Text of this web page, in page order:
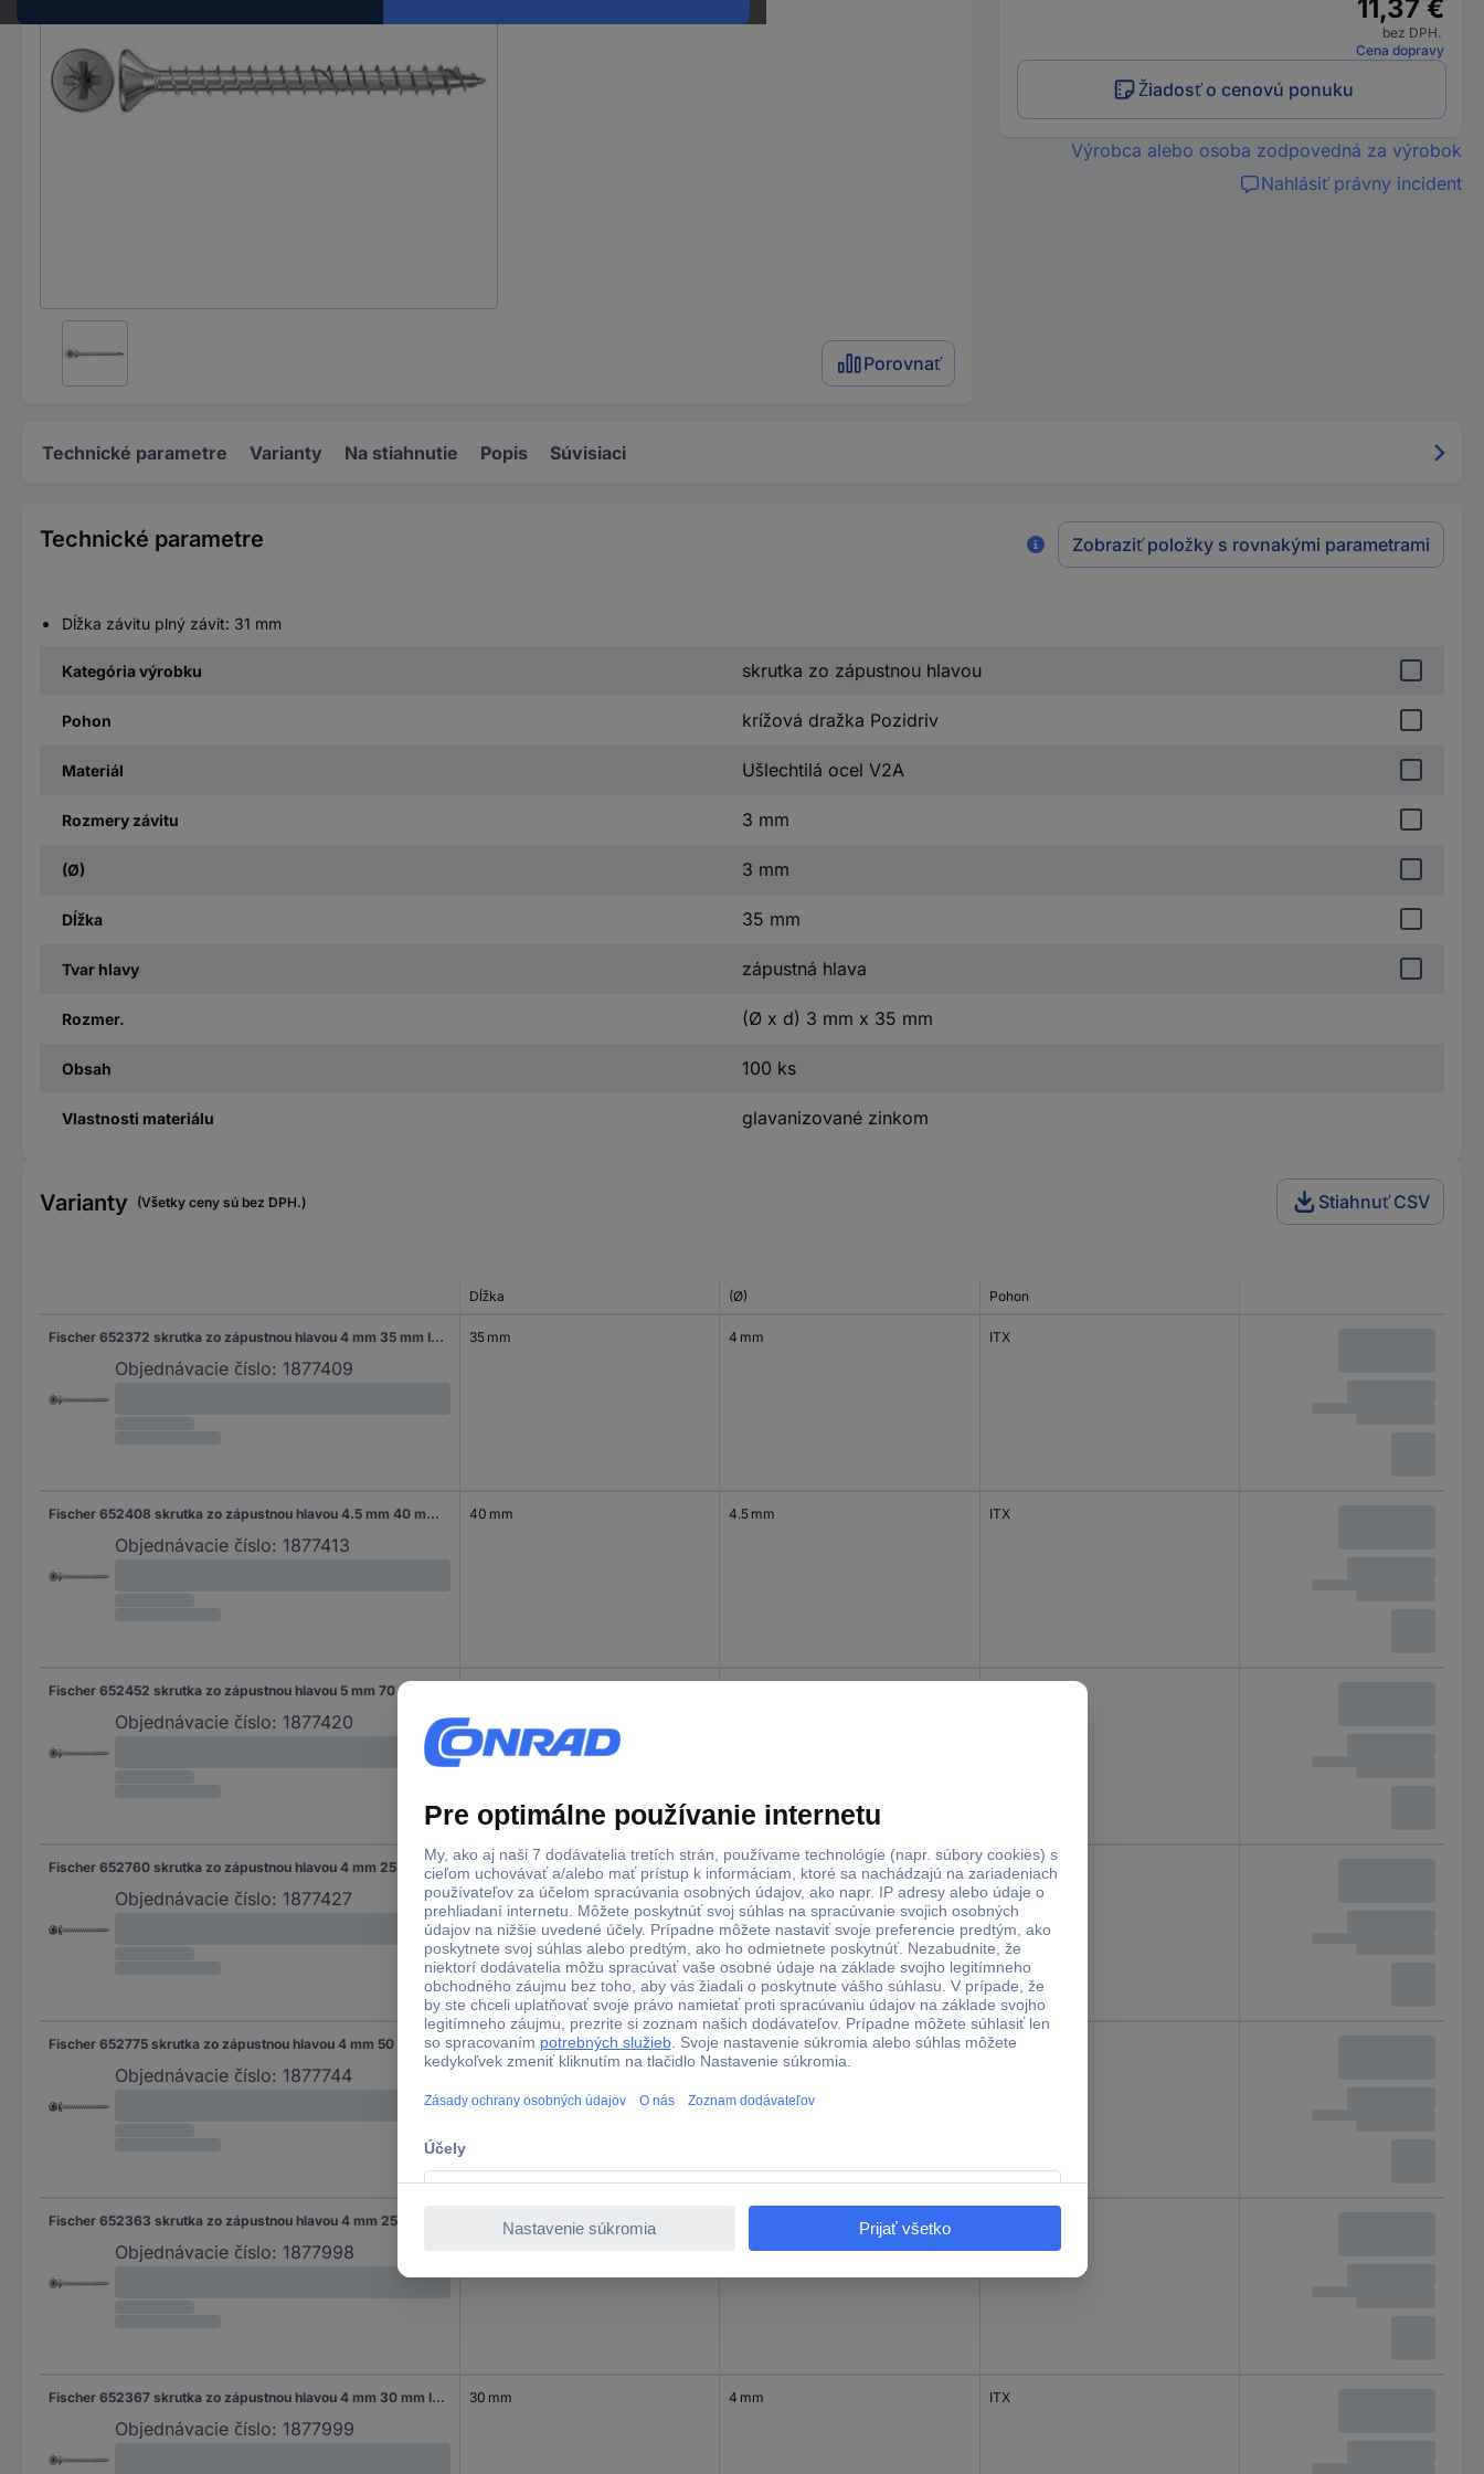
Porovnať
11,37 €
bez DPH.
Cena dopravy
Žiadosť o cenovú ponuku
Výrobca alebo osoba zodpovedná za výrobok
Nahlásiť právny incident
Technické parametre Varianty Na stiahnutie Popis Súvisiaci
Technické parametre Zobraziť položky s rovnakými parametrami
Dĺžka závitu plný závit: 31 mm
Kategória výrobku skrutka zo zápustnou hlavou
Pohon krížová dražka Pozidriv
Materiál Ušlechtilá ocel V2A
Rozmery závitu 3 mm
(Ø) 3 mm
Dĺžka 35 mm
Tvar hlavy zápustná hlava
Rozmer. (Ø x d) 3 mm x 35 mm
Obsah 100 ks
Vlastnosti materiálu glavanizované zinkom
Varianty (Všetky ceny sú bez DPH.) Stiahnuť CSV
Dĺžka (Ø) Pohon
Fischer 652372 skrutka zo zápustnou hlavou 4 mm 35 mm ITX glavanizované zinkom 500 ks
Objednávacie číslo: 1877409
35 mm 4 mm ITX
Fischer 652408 skrutka zo zápustnou hlavou 4.5 mm 40 mm ITX glavanizované zinkom 500 ks
Objednávacie číslo: 1877413
40 mm 4.5 mm ITX
Objednávacie číslo: 1877420
Fischer 652760 skrutka zo zápustnou hlavou 4 mm 25 mm ITX glavanizované zinkom 200 ks
Objednávacie číslo: 1877427
25 mm 4 mm ITX
Fischer 652775 skrutka zo zápustnou hlavou 4 mm 50 mm ITX glavanizované zinkom 200 ks
Objednávacie číslo: 1877744
50 mm 4 mm ITX
Objednávacie číslo: 1877998
25 mm
Fischer 652367 skrutka zo zápustnou hlavou 4 mm 30 mm ITX glavanizované zinkom 1000 ks
Objednávacie číslo: 1877999
30 mm 4 mm ITX